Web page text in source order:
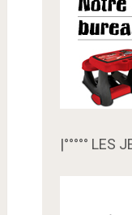
|°°°°° LES